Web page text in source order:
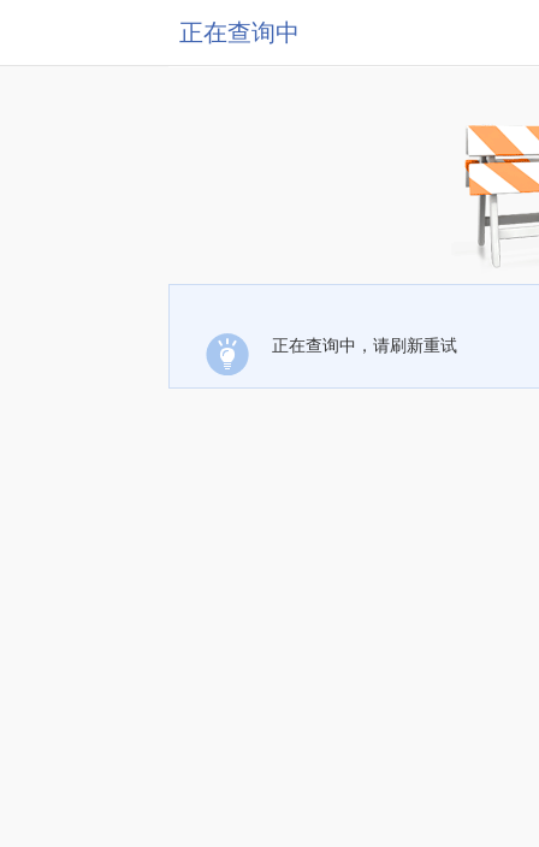
正在查询中
正在查询中，请刷新重试